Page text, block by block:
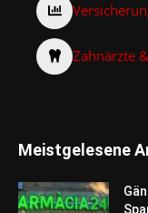
Zahnärzte
Meistgelesene